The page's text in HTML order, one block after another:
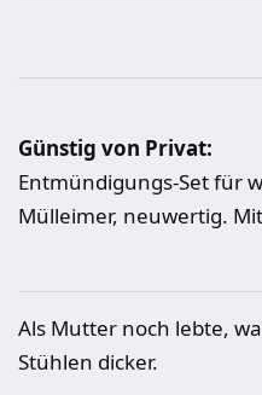
Günstig von Privat:
Entmündigungs-Set für
Mülleimer, neuwertig.
Als Mutter noch lebte,
Stühlen dicker.